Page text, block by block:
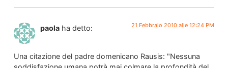
paola ha detto: 21 Febbraio 2010 alle 12:24 PM
Una citazione del padre domenicano Rausis: "Nessuna